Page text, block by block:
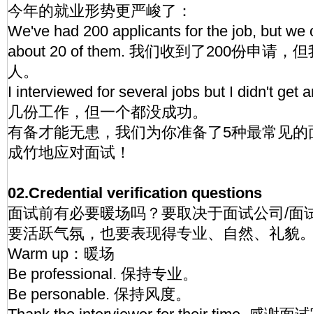
今年的就业形势更严峻了：
We've had 200 applicants for the job, but we
about 20 of them. 我们收到了200份申请，
人。
I interviewed for several jobs but I didn't get
几份工作，但一个都没成功。
有备才能无患，我们为你准备了5种最常见
成竹地应对面试！
02.Credential verification questions
面试前有必要暖场吗？要取决于面试公司/面
要活跃气氛，也要表现得专业、自然、礼貌
Warm up：暖场
Be professional. 保持专业。
Be personable. 保持风度。